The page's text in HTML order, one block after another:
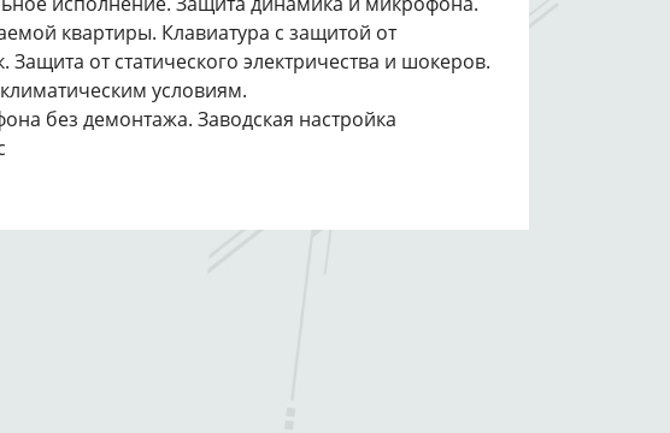
квартиры. Клавиатура с защитой от
от статического электричества и шокеров.
условиям.
без демонтажа. Заводская настройка